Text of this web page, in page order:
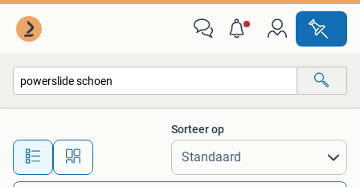
Alle afstanden…
Sorteer op